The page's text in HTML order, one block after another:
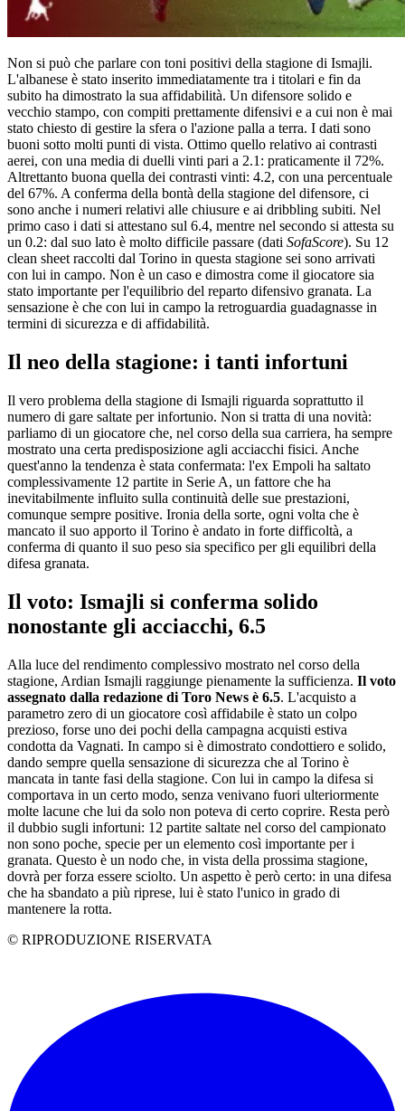
Non si può che parlare con toni positivi della stagione di Ismajli.
L'albanese è stato inserito immediatamente tra i titolari e fin da
subito ha dimostrato la sua affidabilità. Un difensore solido e
vecchio stampo, con compiti prettamente difensivi e a cui non è mai
stato chiesto di gestire la sfera o l'azione palla a terra. I dati sono
buoni sotto molti punti di vista. Ottimo quello relativo ai contrasti
aerei, con una media di duelli vinti pari a 2.1: praticamente il 72%.
Altrettanto buona quella dei contrasti vinti: 4.2, con una percentuale
del 67%. A conferma della bontà della stagione del difensore, ci
sono anche i numeri relativi alle chiusure e ai dribbling subiti. Nel
primo caso i dati si attestano sul 6.4, mentre nel secondo si attesta su
un 0.2: dal suo lato è molto difficile passare (dati SofaScore). Su 12
clean sheet raccolti dal Torino in questa stagione sei sono arrivati
con lui in campo. Non è un caso e dimostra come il giocatore sia
stato importante per l'equilibrio del reparto difensivo granata. La
sensazione è che con lui in campo la retroguardia guadagnasse in
termini di sicurezza e di affidabilità.
Il neo della stagione: i tanti infortuni
Il vero problema della stagione di Ismajli riguarda soprattutto il
numero di gare saltate per infortunio. Non si tratta di una novità:
parliamo di un giocatore che, nel corso della sua carriera, ha sempre
mostrato una certa predisposizione agli acciacchi fisici. Anche
quest'anno la tendenza è stata confermata: l'ex Empoli ha saltato
complessivamente 12 partite in Serie A, un fattore che ha
inevitabilmente influito sulla continuità delle sue prestazioni,
comunque sempre positive. Ironia della sorte, ogni volta che è
mancato il suo apporto il Torino è andato in forte difficoltà, a
conferma di quanto il suo peso sia specifico per gli equilibri della
difesa granata.
Il voto: Ismajli si conferma solido
nonostante gli acciacchi, 6.5
Alla luce del rendimento complessivo mostrato nel corso della
stagione, Ardian Ismajli raggiunge pienamente la sufficienza. Il voto
assegnato dalla redazione di Toro News è 6.5. L'acquisto a
parametro zero di un giocatore così affidabile è stato un colpo
prezioso, forse uno dei pochi della campagna acquisti estiva
condotta da Vagnati. In campo si è dimostrato condottiero e solido,
dando sempre quella sensazione di sicurezza che al Torino è
mancata in tante fasi della stagione. Con lui in campo la difesa si
comportava in un certo modo, senza venivano fuori ulteriormente
molte lacune che lui da solo non poteva di certo coprire. Resta però
il dubbio sugli infortuni: 12 partite saltate nel corso del campionato
non sono poche, specie per un elemento così importante per i
granata. Questo è un nodo che, in vista della prossima stagione,
dovrà per forza essere sciolto. Un aspetto è però certo: in una difesa
che ha sbandato a più riprese, lui è stato l'unico in grado di
mantenere la rotta.
© RIPRODUZIONE RISERVATA